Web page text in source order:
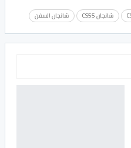
شانجان CS55 شانجان السفن